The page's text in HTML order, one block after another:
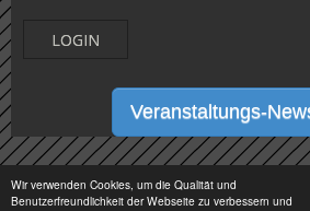
Wir verwenden Cookies, um die Qualität und
Benutzerfreundlichkeit der Webseite zu verbessern und
LOGIN
Veranstaltungs-